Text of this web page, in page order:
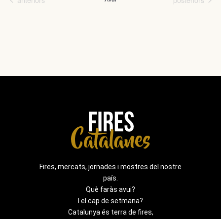
Fires, mercats, jornades i mostres del nostre
país.
Què faràs avui?
I el cap de setmana?
Catalunya és terra de fires,